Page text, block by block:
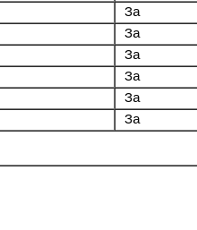
За
За
За
За
За
За